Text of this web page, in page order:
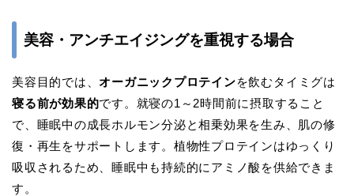
美容・アンチエイジングを重視する場合
美容目的では、オーガニックプロテインを飲むタイミグは
寝る前が効果的です。就寝の1～2時間前に摂取すること
で、睡眠中の成長ホルモン分泌と相乗効果を生み、肌の修
復・再生をサポートします。植物性プロテインはゆっくり
吸収されるため、睡眠中も持続的にアミノ酸を供給できま
す。